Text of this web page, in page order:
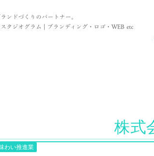
ンドづくりのパートナー。
タジオグラム | ブランディング・ロゴ・WEB etc
株式
わい推進業